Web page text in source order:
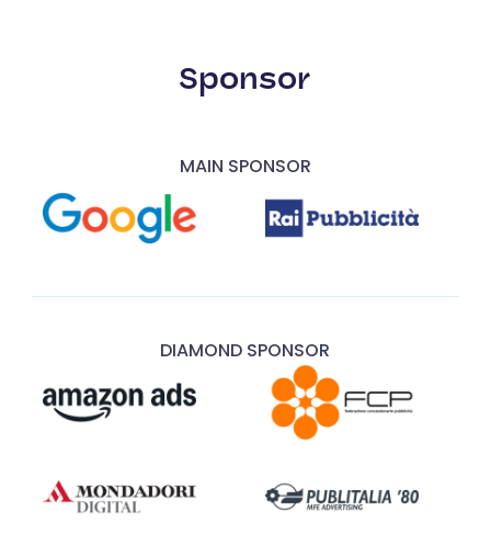
Sponsor
MAIN SPONSOR
DIAMOND SPONSOR